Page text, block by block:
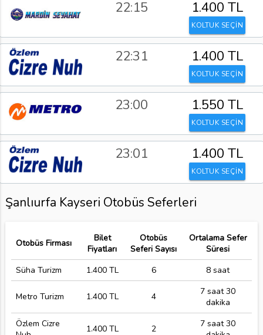
22:15 1.400 TL
KOLTUK SEÇİN
22:31 1.400 TL
KOLTUK SEÇİN
23:00 1.550 TL
KOLTUK SEÇİN
23:01 1.400 TL
KOLTUK SEÇİN
Şanlıurfa Kayseri Otobüs Seferleri
Otobüs Firması
Bilet
Fiyatları
Otobüs
Seferi Sayısı
Ortalama Sefer
Süresi
Süha Turizm
1.400 TL 6 8 saat
Metro Turizm 1.400 TL 4
7 saat 30
dakika
Özlem Cizre
1.400 TL 2
7 saat 30